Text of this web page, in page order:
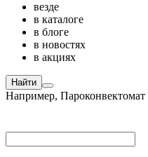
везде
в каталоге
в блоге
в новостях
в акциях
Найти
Например, Пароконвектомат